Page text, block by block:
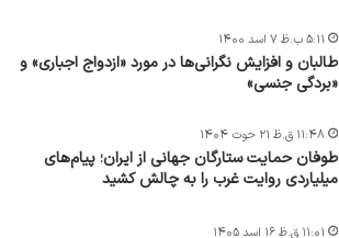
طالبان و افزایش نگرانی‌ها در مورد «ازدواج اجباری» و
«بردگی جنسی»
۵:۱۱ ب.ظ ۷ اسد ۱۴۰۰
طوفان حمایت ستارگان جهانی از ایران؛ پیام‌های
میلیاردی روایت غرب را به چالش کشید
۱۱:۴۸ ق.ظ ۲۱ حوت ۱۴۰۴
۱۱:۰۱ ق.ظ ۱۶ اسد ۱۴۰۵